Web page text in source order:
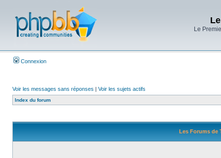
Le
Connexion
Voir les messages sans réponses | Voir les sujets actifs
Index du forum
Les Forums de